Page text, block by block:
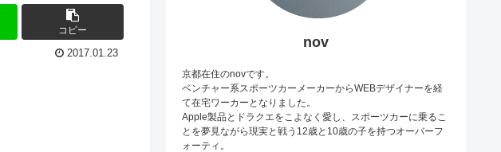
コピー
2017.01.23
nov
京都在住のnovです。
ベンチャー系スポーツカーメーカーからWEBデザイナーを経
て在宅ワーカーとなりました。
Apple製品とドラクエをこよなく愛し、スポーツカーに乗るこ
とを夢見ながら現実と戦う12歳と10歳の子を持つオーバーフ
ォーティ。